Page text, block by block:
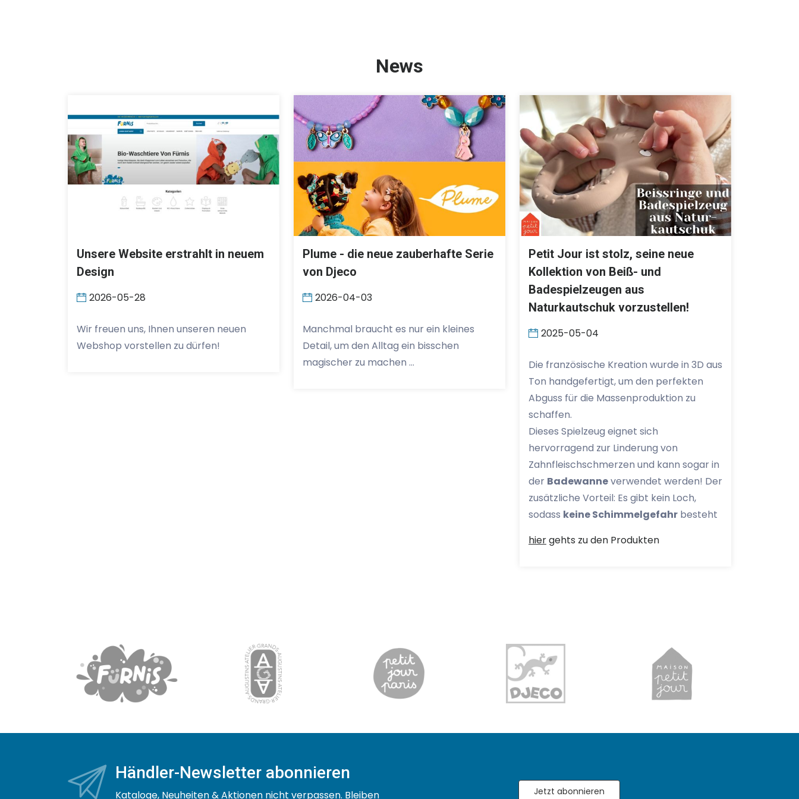
News
Unsere Website erstrahlt in neuem
Design
2026-05-28
Wir freuen uns, Ihnen unseren neuen
Webshop vorstellen zu dürfen!
Plume - die neue zauberhafte Serie
von Djeco
2026-04-03
Manchmal braucht es nur ein kleines
Detail, um den Alltag ein bisschen
magischer zu machen …
Petit Jour ist stolz, seine neue
Kollektion von Beiß- und
Badespielzeugen aus
Naturkautschuk vorzustellen!
2025-05-04
Die französische Kreation wurde in 3D aus
Ton handgefertigt, um den perfekten
Abguss für die Massenproduktion zu
schaffen.
Dieses Spielzeug eignet sich
hervorragend zur Linderung von
Zahnfleischschmerzen und kann sogar in
der Badewanneverwendet werden! Der
zusätzliche Vorteil: Es gibt kein Loch,
sodass keine Schimmelgefahr besteht
hiergehts zu den Produkten
Händler-Newsletter abonnieren
Kataloge, Neuheiten & Aktionen nicht verpassen. Bleiben Jetzt abonnieren